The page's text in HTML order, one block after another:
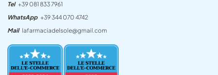
Tel +39 081 833 7961
WhatsApp +39 344 070 4742
Mail lafarmaciadelsole@gmail.com